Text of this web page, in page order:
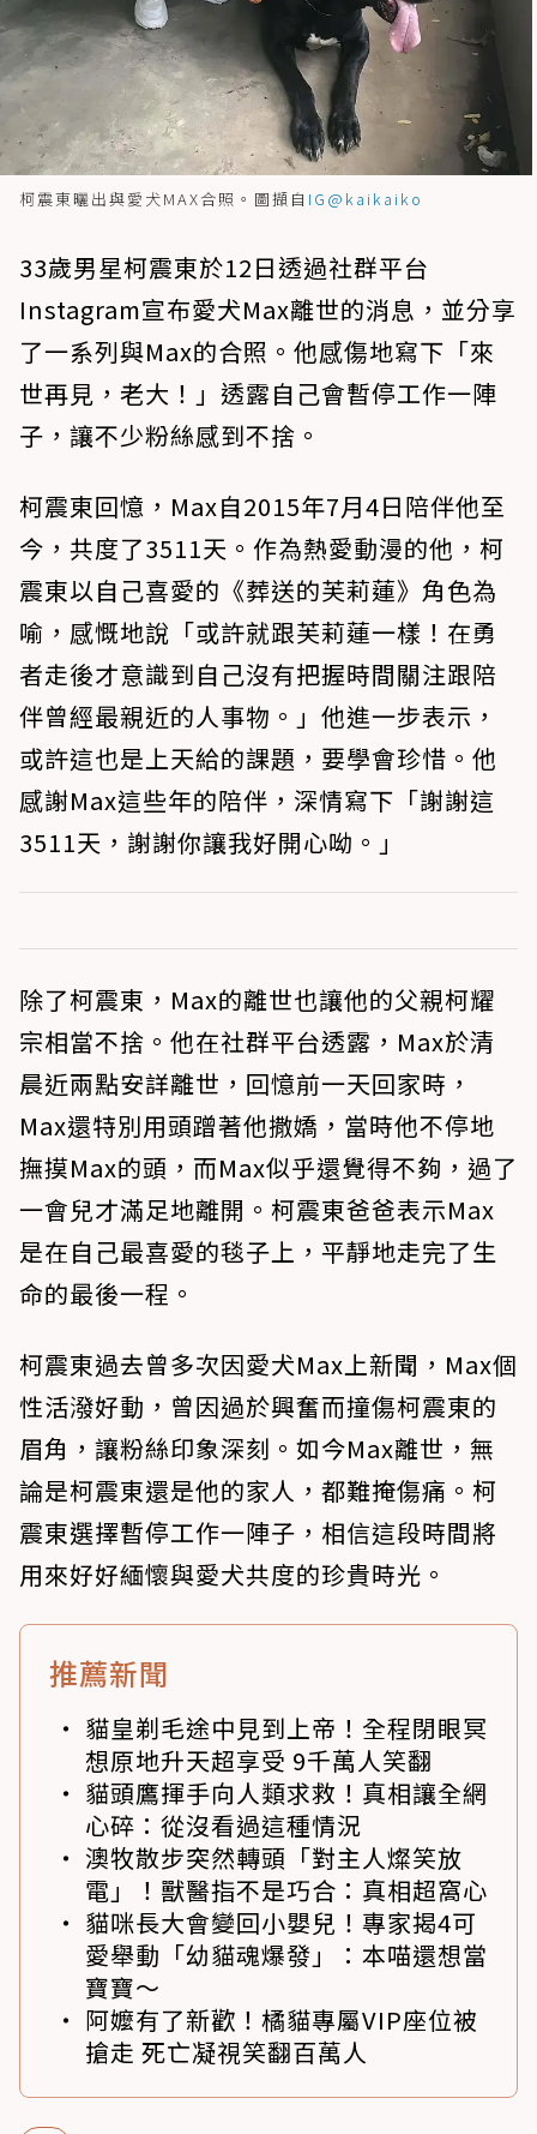
柯震東曬出與愛犬MAX合照。圖擷自 IG@kaikaiko
33歲男星柯震東於12日透過社群平台
Instagram宣布愛犬Max離世的消息，並分享
了一系列與Max的合照。他感傷地寫下「來
世再見，老大！」透露自己會暫停工作一陣
子，讓不少粉絲感到不捨。
柯震東回憶，Max自2015年7月4日陪伴他至
今，共度了3511天。作為熱愛動漫的他，柯
震東以自己喜愛的《葬送的芙莉蓮》角色為
喻，感慨地說「或許就跟芙莉蓮一樣！在勇
者走後才意識到自己沒有把握時間關注跟陪
伴曾經最親近的人事物。」他進一步表示，
或許這也是上天給的課題，要學會珍惜。他
感謝Max這些年的陪伴，深情寫下「謝謝這
3511天，謝謝你讓我好開心呦。」
除了柯震東，Max的離世也讓他的父親柯耀
宗相當不捨。他在社群平台透露，Max於清
晨近兩點安詳離世，回憶前一天回家時，
Max還特別用頭蹭著他撒嬌，當時他不停地
撫摸Max的頭，而Max似乎還覺得不夠，過了
一會兒才滿足地離開。柯震東爸爸表示Max
是在自己最喜愛的毯子上，平靜地走完了生
命的最後一程。
柯震東過去曾多次因愛犬Max上新聞，Max個
性活潑好動，曾因過於興奮而撞傷柯震東的
眉角，讓粉絲印象深刻。如今Max離世，無
論是柯震東還是他的家人，都難掩傷痛。柯
震東選擇暫停工作一陣子，相信這段時間將
用來好好緬懷與愛犬共度的珍貴時光。
推薦新聞
貓皇剃毛途中見到上帝！全程閉眼冥
想原地升天超享受 9千萬人笑翻
貓頭鷹揮手向人類求救！真相讓全網
心碎：從沒看過這種情況
澳牧散步突然轉頭「對主人燦笑放
電」！獸醫指不是巧合：真相超窩心
貓咪長大會變回小嬰兒！專家揭4可
愛舉動「幼貓魂爆發」：本喵還想當
寶寶～
阿嬤有了新歡！橘貓專屬VIP座位被
搶走 死亡凝視笑翻百萬人